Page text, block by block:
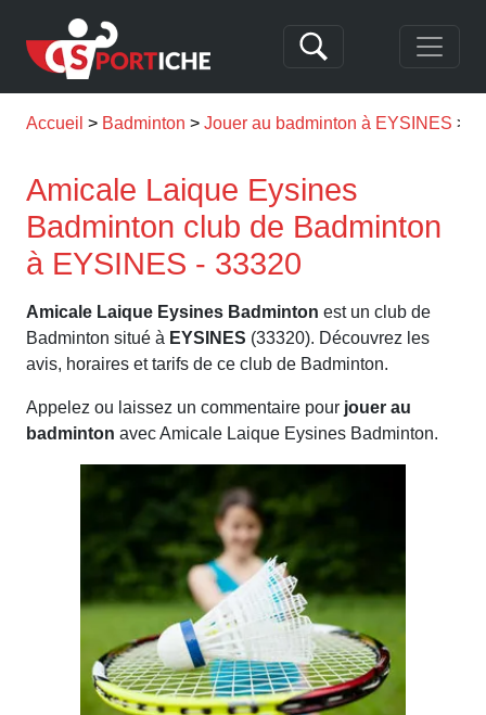
Accueil Badminton Jouer au badminton à EYSINES
Amicale Laique Eysines
Badminton club de Badminton
à EYSINES - 33320
Amicale Laique Eysines Badminton est un club de
Badminton situé à EYSINES (33320). Découvrez les
avis, horaires et tarifs de ce club de Badminton.
Appelez ou laissez un commentaire pour jouer au
badminton avec Amicale Laique Eysines Badminton.